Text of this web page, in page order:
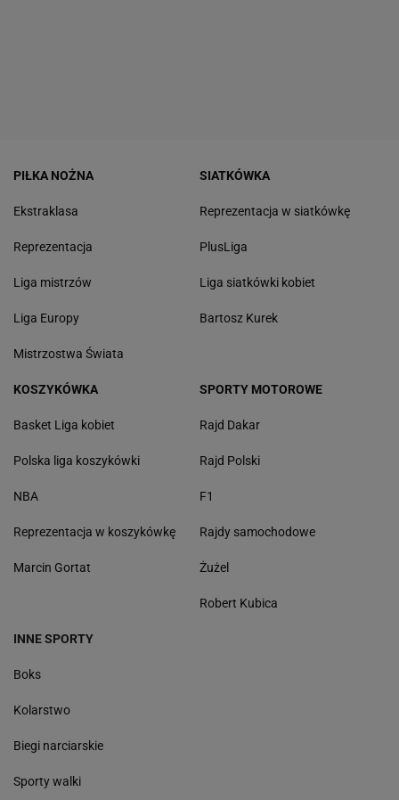
PIŁKA NOŻNA
Ekstraklasa
Reprezentacja
Liga mistrzów
Liga Europy
Mistrzostwa Świata
SIATKÓWKA
Reprezentacja w siatkówkę
PlusLiga
Liga siatkówki kobiet
Bartosz Kurek
KOSZYKÓWKA
Basket Liga kobiet
Polska liga koszykówki
NBA
Reprezentacja w koszykówkę
Marcin Gortat
SPORTY MOTOROWE
Rajd Dakar
Rajd Polski
F1
Rajdy samochodowe
Żużel
Robert Kubica
INNE SPORTY
Boks
Kolarstwo
Biegi narciarskie
Sporty walki